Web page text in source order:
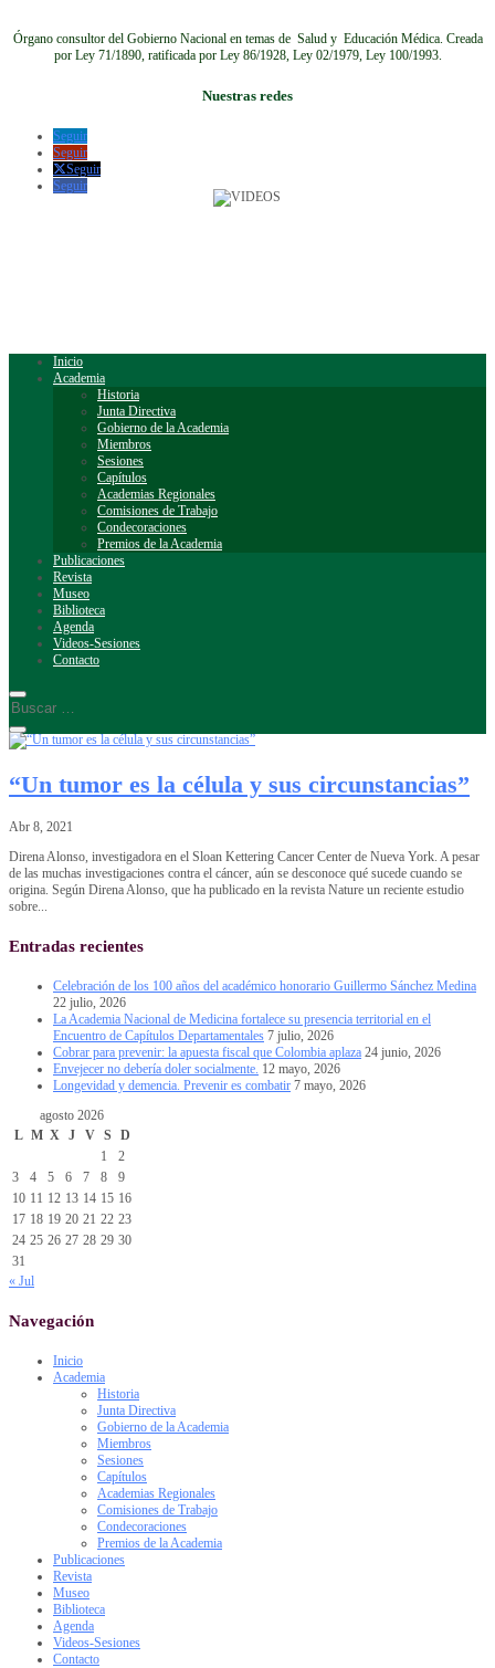
Órgano consultor del Gobierno Nacional en temas de Salud y Educación Médica. Creada
por Ley 71/1890, ratificada por Ley 86/1928, Ley 02/1979, Ley 100/1993.
Nuestras redes
Seguir
Seguir
Seguir
Seguir
Inicio
Academia
Historia
Junta Directiva
Gobierno de la Academia
Miembros
Sesiones
Capítulos
Academias Regionales
Comisiones de Trabajo
Condecoraciones
Premios de la Academia
Publicaciones
Revista
Museo
Biblioteca
Agenda
Videos-Sesiones
Contacto
“Un tumor es la célula y sus circunstancias”
Abr 8, 2021
Direna Alonso, investigadora en el Sloan Kettering Cancer Center de Nueva York. A pesar
de las muchas investigaciones contra el cáncer, aún se desconoce qué sucede cuando se
origina. Según Direna Alonso, que ha publicado en la revista Nature un reciente estudio
sobre...
Entradas recientes
Celebración de los 100 años del académico honorario Guillermo Sánchez Medina
22 julio, 2026
La Academia Nacional de Medicina fortalece su presencia territorial en el
Encuentro de Capítulos Departamentales 7 julio, 2026
Cobrar para prevenir: la apuesta fiscal que Colombia aplaza 24 junio, 2026
Envejecer no debería doler socialmente. 12 mayo, 2026
Longevidad y demencia. Prevenir es combatir 7 mayo, 2026
agosto 2026
L M X J V S
D
1
2
3
4 5 6 7 8
9
10 11 12 13 14 15 16
17 18 19 20 21 22 23
24 25 26 27 28 29 30
31
« Jul
Navegación
Inicio
Academia
Historia
Junta Directiva
Gobierno de la Academia
Miembros
Sesiones
Capítulos
Academias Regionales
Comisiones de Trabajo
Condecoraciones
Premios de la Academia
Publicaciones
Revista
Museo
Biblioteca
Agenda
Videos-Sesiones
Contacto